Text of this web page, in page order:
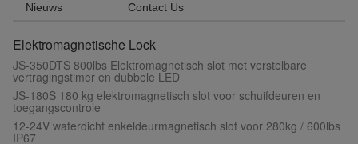
Nieuws
Contact Us
Elektromagnetische Lock
JS-350DTS 800lbs Elektromagnetisch slot met verstelbare
vertragingstimer en dubbele LED
JS-180S 180 kg elektromagnetisch slot voor schuifdeuren en
toegangscontrole
12-24V waterdicht enkeldeurmagnetisch slot voor 280kg / 600lbs
IP67